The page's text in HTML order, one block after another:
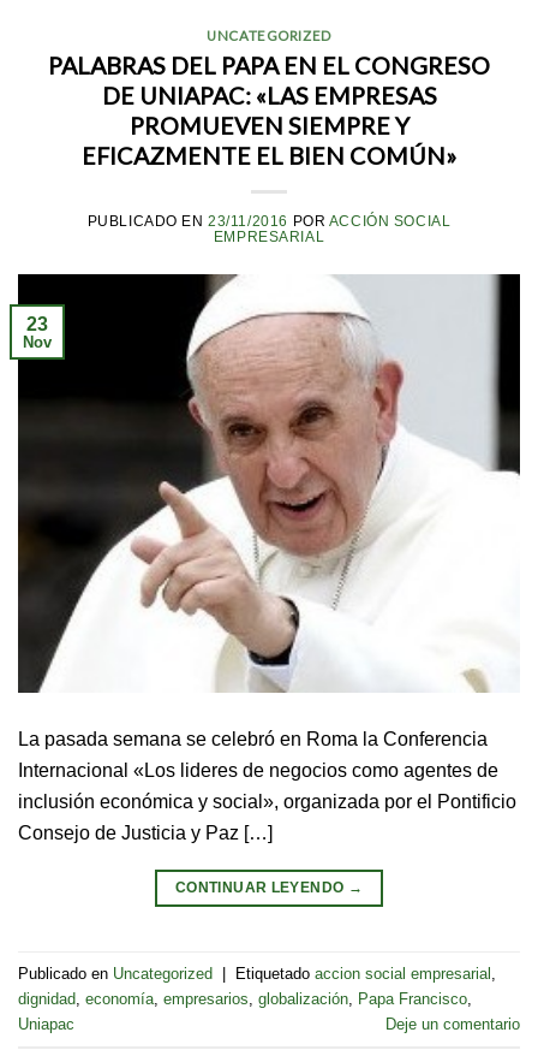
UNCATEGORIZED
PALABRAS DEL PAPA EN EL CONGRESO
DE UNIAPAC: «LAS EMPRESAS
PROMUEVEN SIEMPRE Y
EFICAZMENTE EL BIEN COMÚN»
PUBLICADO EN23/11/2016 POR ACCIÓN SOCIAL
EMPRESARIAL
23
Nov
La pasada semana se celebró en Roma la Conferencia
Internacional «Los lideres de negocios como agentes de
inclusión económica y social», organizada por el Pontificio
Consejo de Justicia y Paz […]
CONTINUAR LEYENDO →
Publicado en Uncategorized Etiquetado accion social empresarial ,
dignidad, economía, empresarios, globalización, Papa Francisco,
Uniapac
Deje un comentario